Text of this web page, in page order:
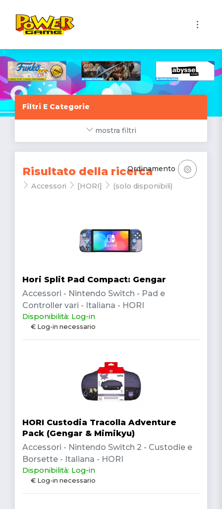
Filtri E Categorie
mostra filtri
Risultato della ricerca
Accessori [HORI] (solo disponibili)
Ordinamento
Hori Split Pad Compact: Gengar
Accessori - Nintendo Switch - Pad e
Controller vari - Italiana - HORI
Disponibilità: Log-in
€ Log-in necessario
HORI Custodia Tracolla Adventure
Pack (Gengar & Mimikyu)
Accessori - Nintendo Switch 2 - Custodie e
Borsette - Italiana - HORI
Disponibilità: Log-in
€ Log-in necessario